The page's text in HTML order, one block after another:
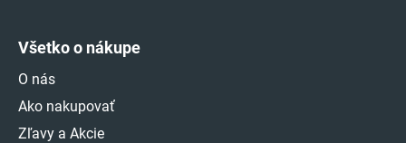
Všetko o nákupe
O nás
Ako nakupovať
Zľavy a Akcie